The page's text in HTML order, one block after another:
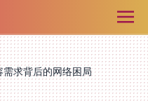
求背后的网络困局